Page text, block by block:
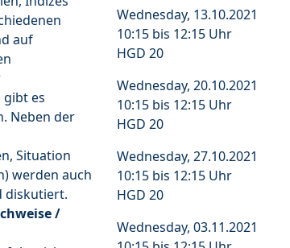
auf
es
Neben der
Situation
werden auch
diskutiert.
/
Wednesday, 13.10.2021
10:15 bis 12:15 Uhr
HGD 20
Wednesday, 20.10.2021
10:15 bis 12:15 Uhr
HGD 20
Wednesday, 27.10.2021
10:15 bis 12:15 Uhr
HGD 20
Wednesday, 03.11.2021